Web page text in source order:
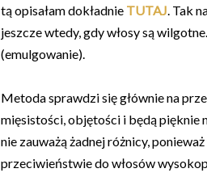
tą opisałam dokładnie TUTAJ. Tak
jeszcze wtedy, gdy włosy są
(emulgowanie).
Metoda sprawdzi się głównie na
mięsistości, objętości i będą pięknie
nie zauważą żadnej różnicy,
przeciwieństwie do włosów